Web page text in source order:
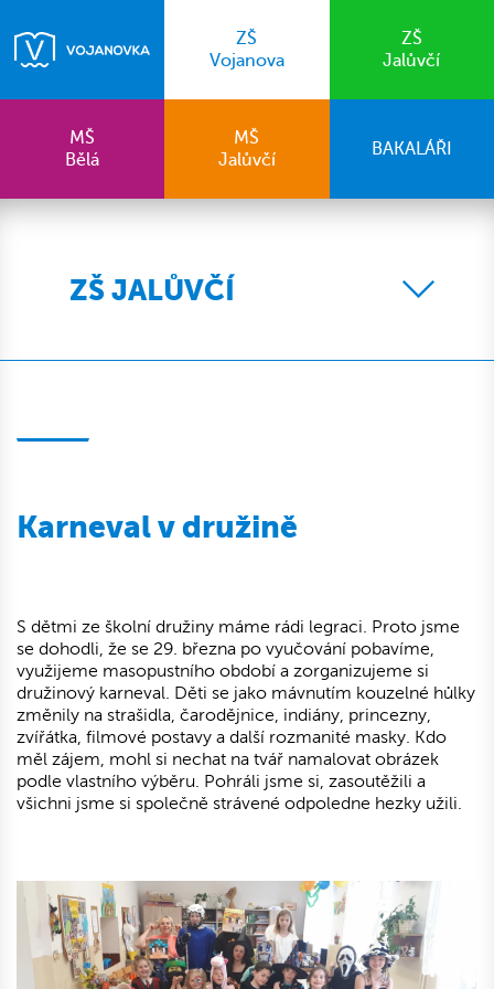
ZŠ
Vojanova
ZŠ
Jalůvčí
MŠ
Bělá
MŠ
Jalůvčí
BAKALÁŘI
ZŠ JALŮVČÍ
Karneval v družině
S dětmi ze školní družiny máme rádi legraci. Proto jsme
se dohodli, že se 29. března po vyučování pobavíme,
využijeme masopustního období a zorganizujeme si
družinový karneval. Děti se jako mávnutím kouzelné hůlky
změnily na strašidla, čarodějnice, indiány, princezny,
zvířátka, filmové postavy a další rozmanité masky. Kdo
měl zájem, mohl si nechat na tvář namalovat obrázek
podle vlastního výběru. Pohráli jsme si, zasoutěžili a
všichni jsme si společně strávené odpoledne hezky užili.